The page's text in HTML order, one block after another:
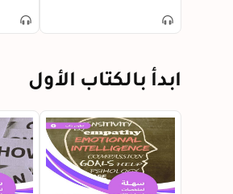
ابدأ بالكتاب الأول